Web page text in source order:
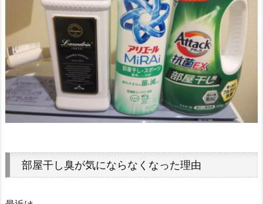
部屋干し臭が気にならなくなった理由